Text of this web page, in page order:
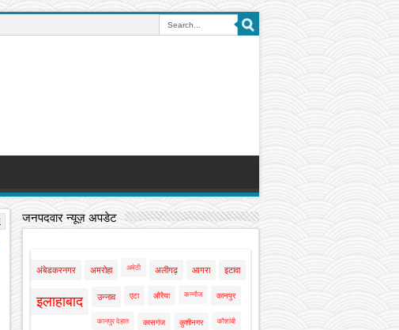
जनपदवार न्यूज़ अपडेट
अंबेडकरनगर अमरोहा अमेठी अलीगढ़ आगरा इटावा
इलाहाबाद उन्नाव एटा औरैया कन्नौज कानपुर
कानपुर देहात कासगंज कुशीनगर कौशांबी